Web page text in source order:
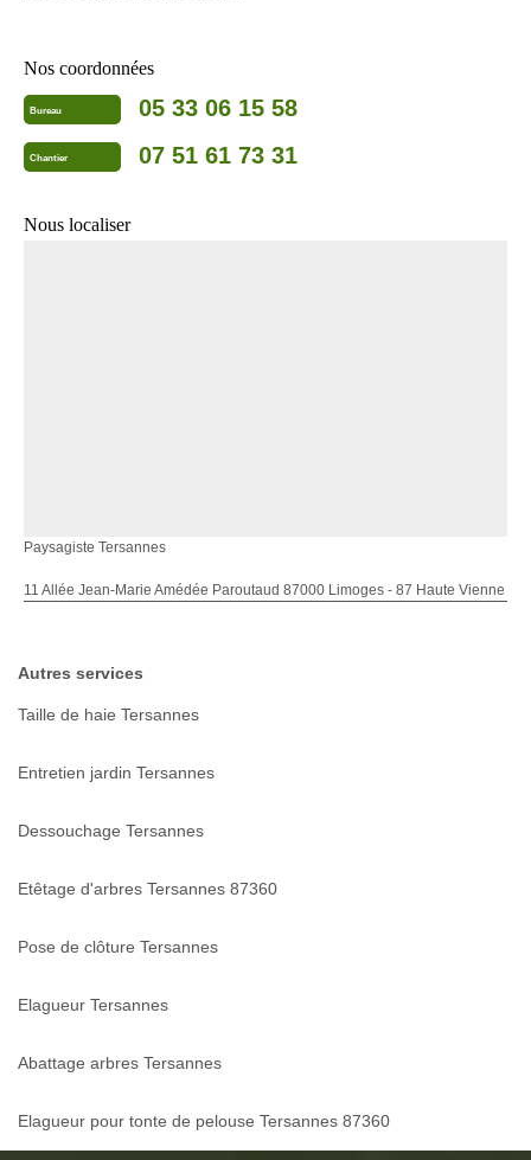
Nos coordonnées
Bureau 05 33 06 15 58
Chantier 07 51 61 73 31
Nous localiser
Paysagiste Tersannes
11 Allée Jean-Marie Amédée Paroutaud 87000 Limoges - 87 Haute Vienne
Autres services
Taille de haie Tersannes
Entretien jardin Tersannes
Dessouchage Tersannes
Etêtage d'arbres Tersannes 87360
Pose de clôture Tersannes
Elagueur Tersannes
Abattage arbres Tersannes
Elagueur pour tonte de pelouse Tersannes 87360